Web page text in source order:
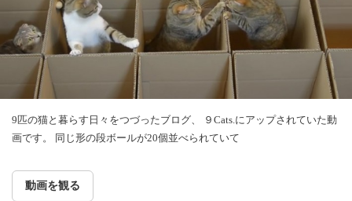
9匹の猫と暮らす日々をつづったブログ、 ９Cats.にアップされていた動
画です。 同じ形の段ボールが20個並べられていて
動画を観る